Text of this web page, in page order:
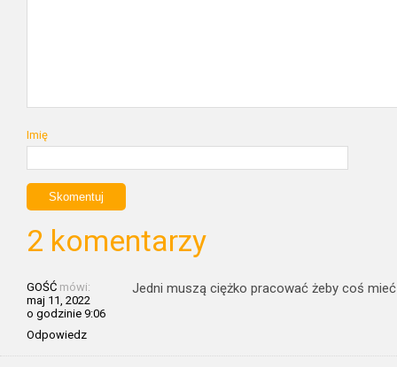
Imię
2 komentarzy
GOŚĆ mówi:
maj 11, 2022
o godzinie 9:06
Odpowiedz
Jedni muszą ciężko pracować żeby coś